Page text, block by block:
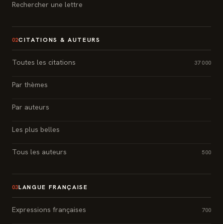
Rechercher une lettre
02CITATIONS & AUTEURS
Toutes les citations 37 000
Par thèmes
Par auteurs
Les plus belles
Tous les auteurs 500
03LANGUE FRANÇAISE
Expressions françaises 700